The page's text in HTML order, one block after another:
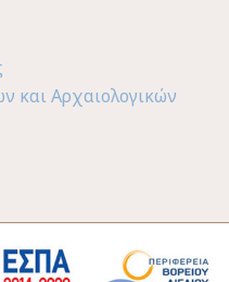
και Αρχαιολογικών